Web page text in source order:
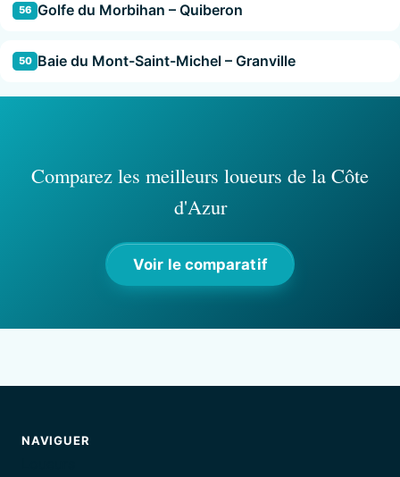
56 Golfe du Morbihan – Quiberon
50 Baie du Mont-Saint-Michel – Granville
Comparez les meilleurs loueurs de la Côte
d'Azur
Voir le comparatif
NAVIGUER